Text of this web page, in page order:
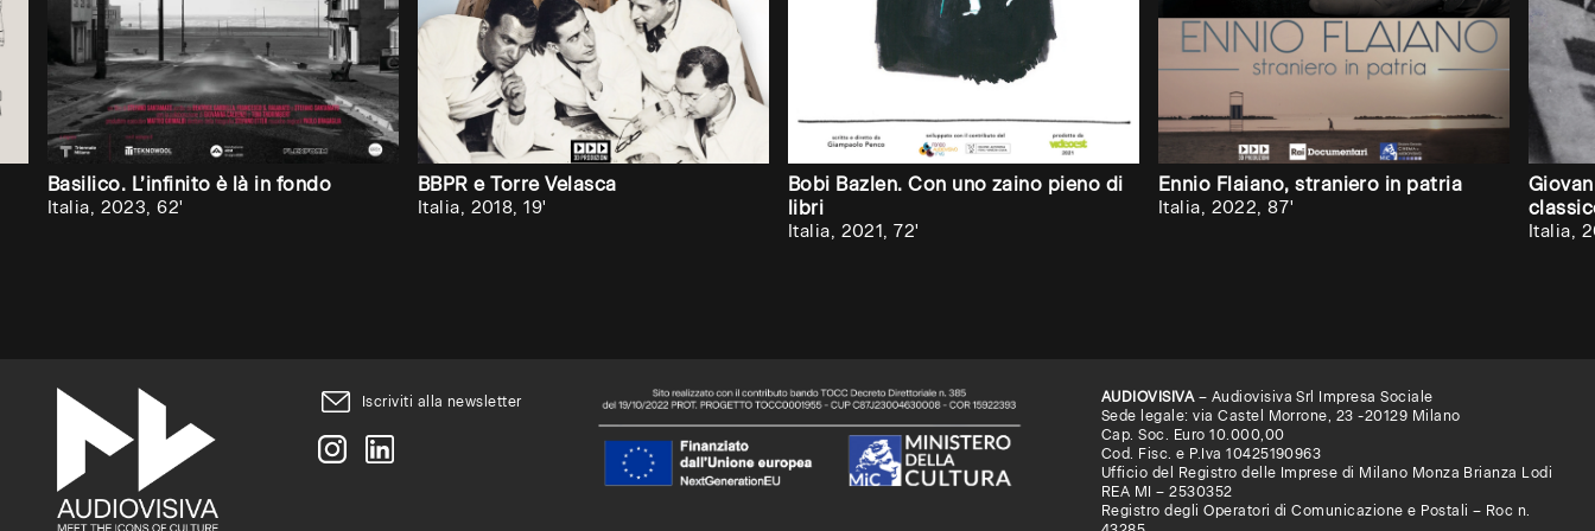
Basilico. L’infinito è là in fondo
Italia, 2023, 62'
BBPR e Torre Velasca
Italia, 2018, 19'
Bobi Bazlen. Con uno zaino pieno di
libri
Italia, 2021, 72'
Ennio Flaiano, straniero in patria
Italia, 2022, 87'
Italia,
Iscriviti alla newsletter AUDIOVISIVA– Audiovisiva Srl Impresa Sociale
Sede legale: via Castel Morrone, 23 -20129 Milano
Cap. Soc. Euro 10.000,00
Cod. Fisc. e P.Iva 10425190963
Ufficio del Registro delle Imprese di Milano Monza Brianza Lodi
REA MI – 2530352
Registro degli Operatori di Comunicazione e Postali – Roc n.
Audiovisiva
inviti
la
tua
università,
ad
attivare
un